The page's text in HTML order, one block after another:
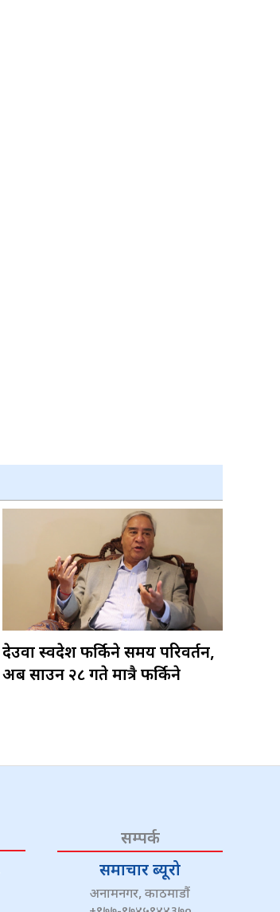
देउवा स्वदेश फर्किने समय परिवर्तन,
अब साउन २८ गते मात्रै फर्किने
सम्पर्क
समाचार ब्यूरो
अनामनगर, काठमाडौं